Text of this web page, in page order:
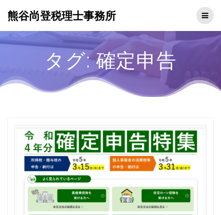
熊谷尚登税理士事務所
タグ:確定申告